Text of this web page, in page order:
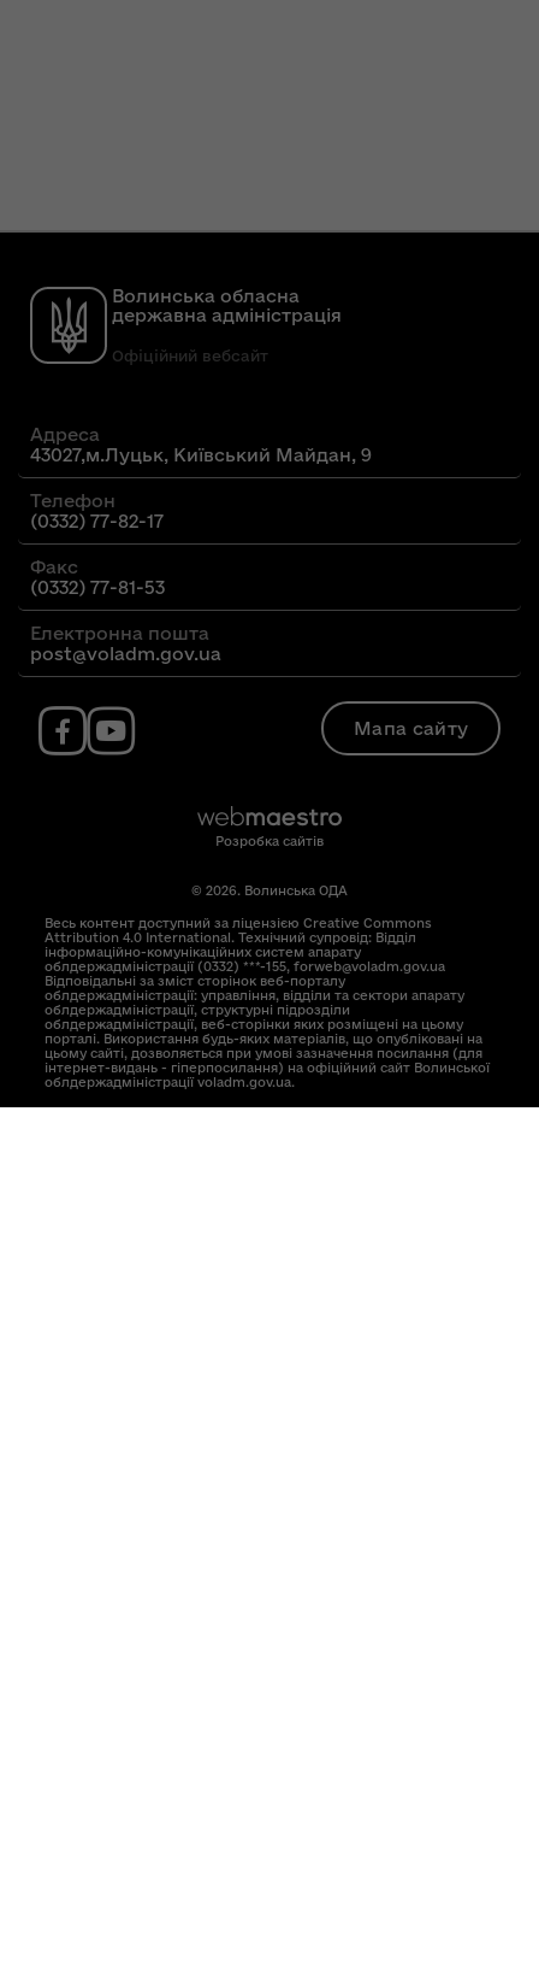
Волинська обласна
державна адміністрація
Офіційний вебсайт
Адреса
43027,м.Луцьк, Київський Майдан, 9
Телефон
(0332) 77-82-17
Факс
(0332) 77-81-53
Електронна пошта
post@voladm.gov.ua
Мапа сайту
Розробка сайтів
© 2026. Волинська ОДА
Весь контент доступний за ліцензією Creative Commons
Attribution 4.0 International. Технічний супровід: Відділ
інформаційно-комунікаційних систем апарату
облдержадміністрації (0332) ***-155, forweb@voladm.gov.ua
Відповідальні за зміст сторінок веб-порталу
облдержадміністрації: управління, відділи та сектори апарату
облдержадміністрації, структурні підрозділи
облдержадміністрації, веб-сторінки яких розміщені на цьому
порталі. Використання будь-яких матеріалів, що опубліковані на
цьому сайті, дозволяється при умові зазначення посилання (для
інтернет-видань - гіперпосилання) на офіційний сайт Волинської
облдержадміністрації voladm.gov.ua.